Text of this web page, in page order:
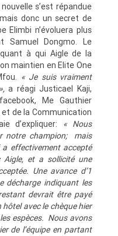
s’est répandue
donc un secret de
Elimbi n’évoluera plus
Samuel Dongmo. Le
à qui Aigle de la
maintien en Elite One
« Je suis vraiment
a réagi Justicael Kaji,
Me Gauthier
de la Communication
d’expliquer: « Nous
notre champion; mais
effectivement accepté
et a sollicité une
Une avance d’1
décharge indiquant les
devrait être payé
avec le chèque hier
espèces. Nous avons
de l’équipe en partant